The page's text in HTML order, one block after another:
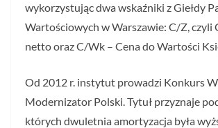
wykorzystując dwa wskaźniki z Giełdy
Wartościowych w Warszawie: C/Z, czyli
netto oraz C/Wk – Cena do Wartości
Od 2012 r. instytut prowadzi Konkurs
Modernizator Polski. Tytuł przyznaje
których dwuletnia amortyzacja była